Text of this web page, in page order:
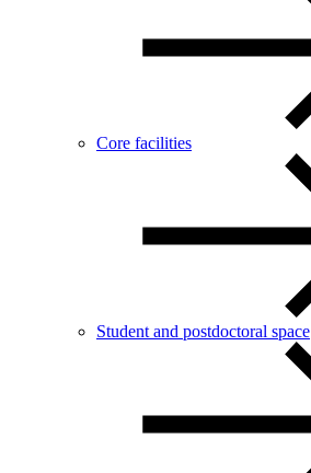
Core facilities
Student and postdoctoral space